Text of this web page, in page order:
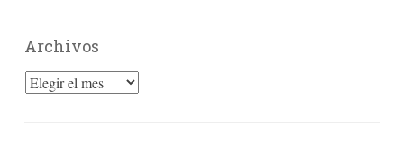
Archivos
Archivos